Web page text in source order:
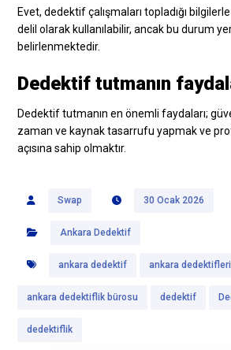
Evet, dedektif çalışmaları topladığı
delil olarak kullanılabilir, ancak bu durum
belirlenmektedir.
Dedektif tutmanın
Dedektif tutmanın en önemli faydaları;
zaman ve kaynak tasarrufu yapmak ve
açısına sahip olmaktır.
Swap 30 Ocak 2026
Ankara Dedektif
ankara dedektif ankara dedektifleri
ankara dedektiflik bürosu dedektif
dedektiflik